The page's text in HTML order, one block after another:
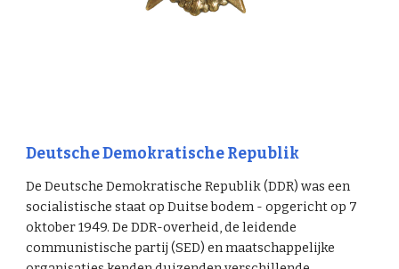
Deutsche Demokratische Republik
De Deutsche Demokratische Republik (DDR) was een
socialistische staat op Duitse bodem - opgericht op 7
oktober 1949. De DDR-overheid, de leidende
communistische partij (SED) en maatschappelijke